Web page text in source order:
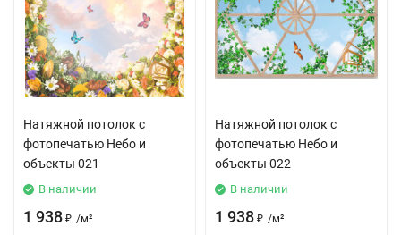
Натяжной потолок с
фотопечатью Небо и
объекты 021
В наличии
1 938 ₽ /м²
Натяжной потолок с
фотопечатью Небо и
объекты 022
В наличии
1 938 ₽ /м²